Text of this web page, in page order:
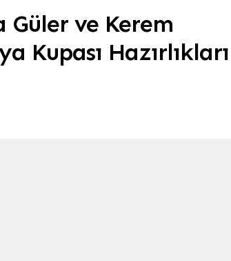
Güler ve Kerem
Kupası Hazırlıkları